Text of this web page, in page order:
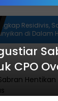
Residivis,
di Dalam
CPO